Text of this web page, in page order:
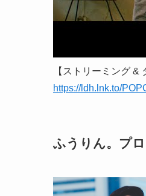
【ストリーミング &
https://ldh.lnk.to/
ふうりん。プ